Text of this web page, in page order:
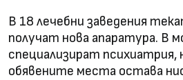
В 18 лечебни заведения
получат нова апаратура. В
специализират
обявените места остава